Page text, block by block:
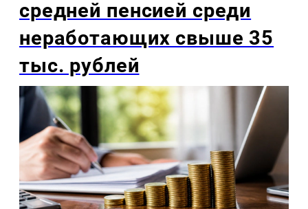
средней пенсией среди
неработающих свыше 35
тыс. рублей